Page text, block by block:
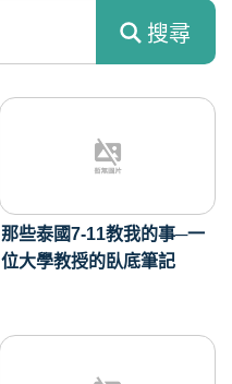
搜尋
那些泰國7-11教我的事─一
位大學教授的臥底筆記